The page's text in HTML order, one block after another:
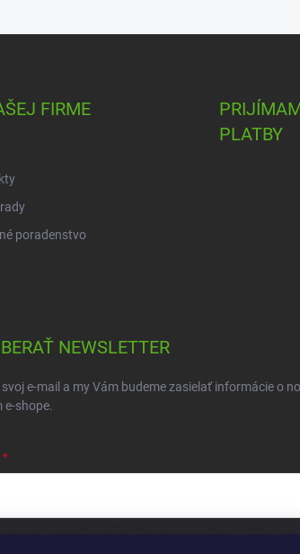
FIRME
poradenstvo
PLATBY
NEWSLETTER
e-mail a my Vám budeme zasielať informácie o
e-shope.